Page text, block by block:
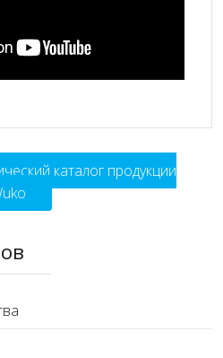
каталог продукции